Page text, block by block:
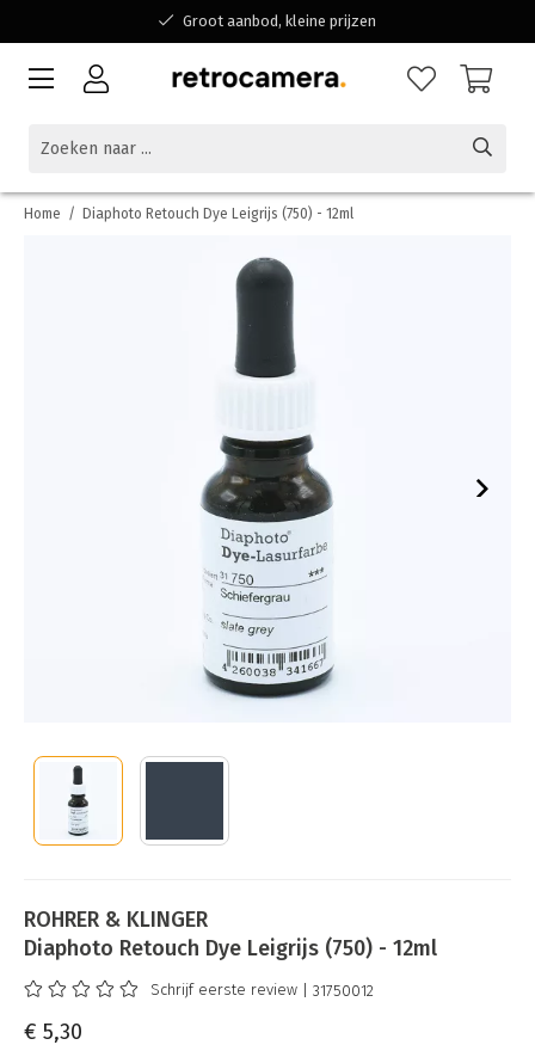
Groot aanbod, kleine prijzen
Bereikbaar voor al jouw vragen
Home / Diaphoto Retouch Dye Leigrijs (750) - 12ml
ROHRER & KLINGER
Diaphoto Retouch Dye Leigrijs (750) - 12ml
Schrijf eerste review | 31750012
€ 5,30